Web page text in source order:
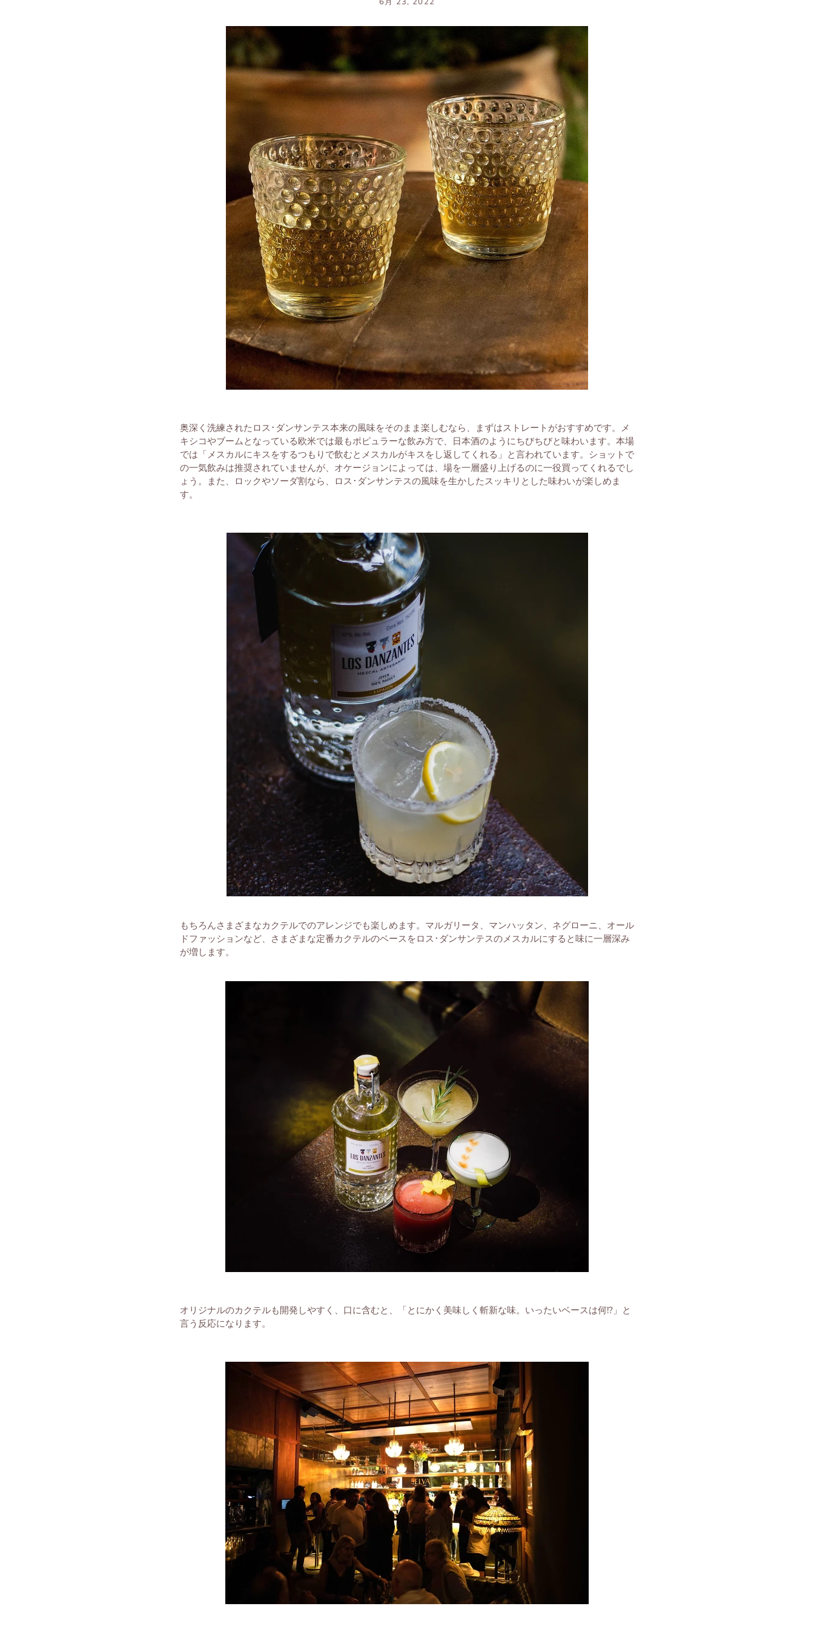
奥深く洗練されたロス･ダンサンテス本来の風味をそのまま楽しむなら、まずはストレートがおすすめです。メ
キシコやブームとなっている欧米では最もポピュラーな飲み方で、日本酒のようにちびちびと味わいます。本場
では「メスカルにキスをするつもりで飲むとメスカルがキスをし返してくれる」と言われています。ショットで
の一気飲みは推奨されていませんが、オケージョンによっては、場を一層盛り上げるのに一役買ってくれるでし
ょう。
また、ロックやソーダ割なら、ロス･ダンサンテスの風味を生かしたスッキリとした味わいが楽しめま
す。
もちろんさまざまなカクテルでのアレンジでも楽しめます。マルガリータ、マンハッタン、ネグローニ、オール
ドファッションなど、さまざまな定番カクテルのベースをロス･ダンサンテスのメスカルにすると味に一層深み
が増します。
オリジナルのカクテルも開発しやすく、口に含むと、「とにかく美味しく斬新な味。いったいベースは何!?」と
言う反応になります。